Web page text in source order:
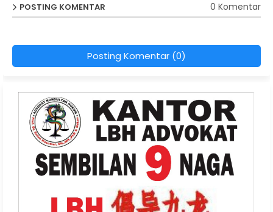
POSTING KOMENTAR 0 Komentar
Posting Komentar (0)